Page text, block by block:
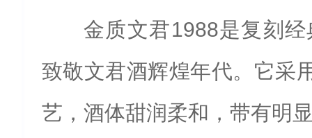
金质文君1988是复刻
致敬文君酒辉煌年代。它采
艺，酒体甜润柔和，带有明